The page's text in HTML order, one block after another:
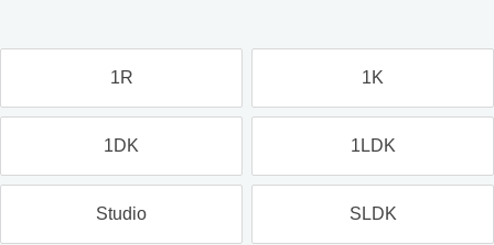
1R 1K
1DK 1LDK
Studio SLDK